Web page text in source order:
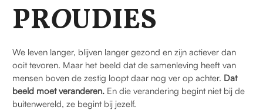
PROUDIES
We leven langer, blijven langer gezond en zijn actiever dan
ooit tevoren. Maar het beeld dat de samenleving heeft van
mensen boven de zestig loopt daar nog ver op achter. Dat
beeld moet veranderen. En die verandering begint niet bij de
buitenwereld, ze begint bij jezelf.